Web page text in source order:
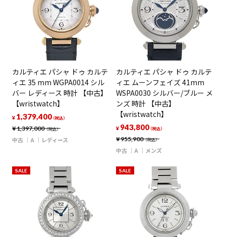
カルティエ パシャ ドゥ カルテ
ィエ 35 mm WGPA0014 シル
バー レディース 時計 【中古】
【wristwatch】
¥1,397,000（税込）
¥ 1,379,400（税込）
中古 A レディース
カルティエ パシャ ドゥ カルテ
ィエ ムーンフェイズ 41mm
WSPA0030 シルバー/ブルー メ
ンズ 時計 【中古】
【wristwatch】
¥955,900（税込）
¥ 943,800（税込）
中古 A メンズ
SALE SALE